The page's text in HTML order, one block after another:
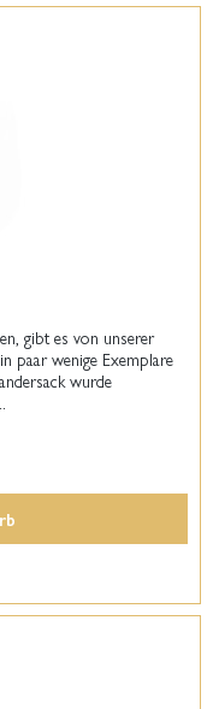
gibt es von unserer
paar wenige Exemplare
wurde